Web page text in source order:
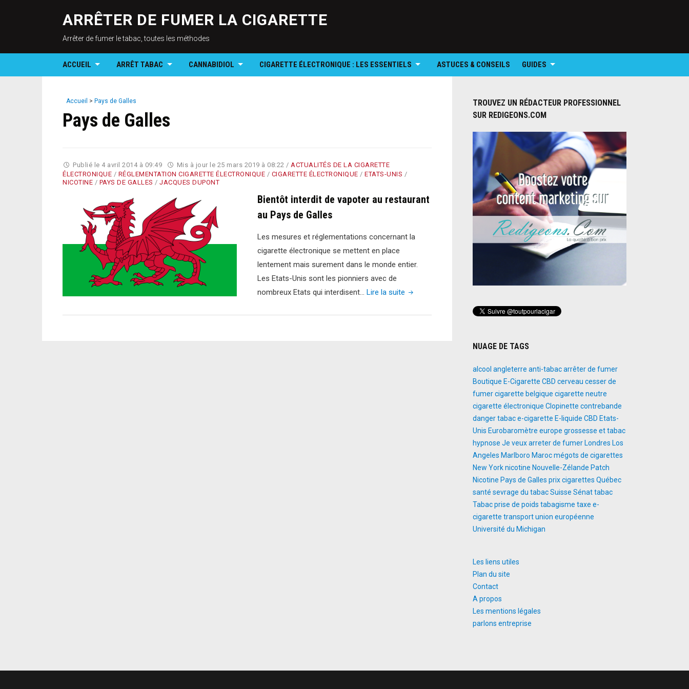
ARRÊTER DE FUMER LA CIGARETTE
Arrêter de fumer le tabac, toutes les méthodes
ACCUEIL ARRÊT TABAC CANNABIDIOL CIGARETTE ÉLECTRONIQUE : LES ESSENTIELS ASTUCES & CONSEILS GUIDES
Accueil > Pays de Galles
Pays de Galles
Publié le 4 avril 2014 à 09:49 Mis à jour le 25 mars 2019 à 08:22 / ACTUALITÉS DE LA CIGARETTE
ÉLECTRONIQUE / RÉGLEMENTATION CIGARETTE ÉLECTRONIQUE / CIGARETTE ÉLECTRONIQUE / ETATS-UNIS /
NICOTINE / PAYS DE GALLES / JACQUES DUPONT
Bientôt interdit de vapoter au restaurant
au Pays de Galles
Les mesures et réglementations concernant la
cigarette électronique se mettent en place
lentement mais surement dans le monde entier.
Les Etats-Unis sont les pionniers avec de
nombreux Etats qui interdisent… Lire la suite "Bientôt
TROUVEZ UN RÉDACTEUR PROFESSIONNEL
SUR REDIGEONS.COM
NUAGE DE TAGS
alcool angleterre anti-tabacarrêter de fumer
Boutique E-Cigarette CBD cerveau cesser de
fumercigarette belgique cigarette neutre
cigarette électronique Clopinette contrebande
danger tabace-cigarette E-liquide CBD Etats-
Unis Eurobaromètre europe grossesse et tabac
hypnose Je veux arreter de fumer Londres Los
Angeles Marlboro Marocmégots de cigarettes
New Yorknicotine Nouvelle-Zélande Patch
Nicotine Pays de Galles prix cigarettes Québec
santé sevrage du tabacSuisse Sénattabac
Tabac prise de poids tabagisme taxe e-
cigarette transportunion européenne
Université du Michigan
Les liens utiles
Plan du site
Contact
A propos
Les mentions légales
parlons entreprise